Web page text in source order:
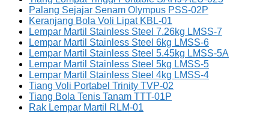
Palang Sejajar Senam Olympus PSS-02P
Keranjang Bola Voli Lipat KBL-01
Lempar Martil Stainless Steel 7.26kg LMSS-7
Lempar Martil Stainless Steel 6kg LMSS-6
Lempar Martil Stainless Steel 5.45kg LMSS-5A
Lempar Martil Stainless Steel 5kg LMSS-5
Lempar Martil Stainless Steel 4kg LMSS-4
Tiang Voli Portabel Trinity TVP-02
Tiang Bola Tenis Tanam TTT-01P
Rak Lempar Martil RLM-01